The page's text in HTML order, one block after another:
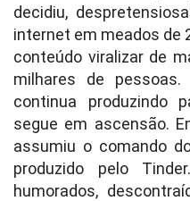
decidiu,
internet em meados de
conteúdo viralizar de
milhares de
continua produzindo
segue em ascensão.
assumiu o comando
produzido pelo
humorados,